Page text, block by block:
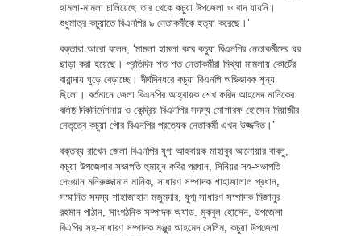
হামলা-মামলা চালিয়েছে তার থেকে কচুয়া উপজেলা ও বাদ যায়নি।
শুধুমাত্র কচুয়াতে বিএনপির ৯ নেতাকর্মীকে হত্যা করেছে।’
বক্তারা আরো বলেন, ‘মামলা হামলা করে কচুয়া বিএনপির নেতাকর্মীদের ঘর
ছাড়া করা হয়েছে। প্রতিদিন শত শত নেতাকর্মীরা মিথ্যা মামলায় কোর্টের
বারান্দায় ঘুড়ে বেড়াচ্ছে। দীর্ঘদিনধরে কচুয়া বিএনপি অভিভাবক শূন্য
ছিলো। বর্তমানে জেলা বিএনপির আহ্বায়ক শেখ ফরিদ আহমেদ মানিকের
বলিষ্ঠ দিকনির্দেশনায় ও কেন্দ্রিয় বিএনপির সদস্য মোশারফ হোসেন মিয়াজীর
নেতৃত্বে কচুয়া পৌর বিএনপির প্রত্যেক নেতাকর্মী এখন উজ্জবিত।’
বক্তব্য রাখেন জেলা বিএনপির যুগ্ম আহবায়ক মাহাবুব আনোয়ার বাবলু,
কচুয়া উপজেলার সভাপতি হুমায়ুন কবির প্রধান, সিনিয়র সহ-সভাপতি
দেওয়ান মনিরুজ্জামান মানিক, সাধারণ সম্পাদক শাহাজালাল প্রধান,
সম্মানিত সদস্য শাহাজাহান মজুমদার, যুগ্ম সাধারণ সম্পাদক মিজানুর
রহমান পাঠান, সাংগঠনিক সম্পাদক অ্যাড. মুকবুল হোসেন, উপজেলা
বিএপির সহ-সাধারণ সম্পাদক মঞ্জুর আহমেদ সেলিম, কচুয়া উপজেলা